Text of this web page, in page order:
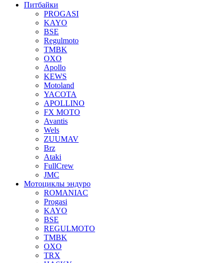
Питбайки
PROGASI
KAYO
BSE
Regulmoto
TMBK
OXO
Apollo
KEWS
Motoland
YACOTA
APOLLINO
FX MOTO
Avantis
Wels
ZUUMAV
Brz
Ataki
FullCrew
JMC
Мотоциклы эндуро
ROMANIAC
Progasi
KAYO
BSE
REGULMOTO
TMBK
OXO
TRX